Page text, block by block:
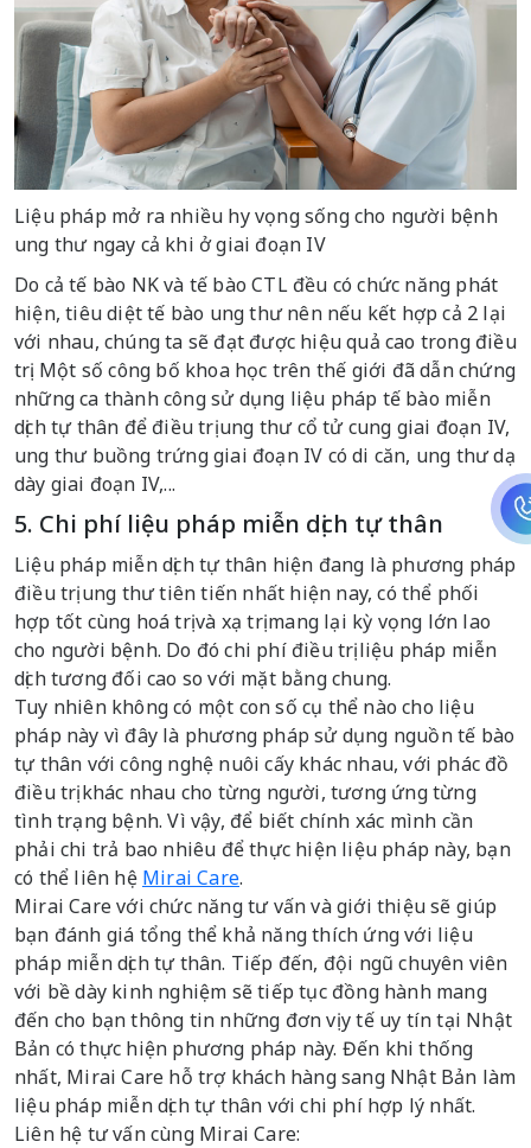
Liệu pháp mở ra nhiều hy vọng sống cho người bệnh
ung thư ngay cả khi ở giai đoạn IV
Do cả tế bào NK và tế bào CTL đều có chức năng phát
hiện, tiêu diệt tế bào ung thư nên nếu kết hợp cả 2 lại
với nhau, chúng ta sẽ đạt được hiệu quả cao trong điều
trị. Một số công bố khoa học trên thế giới đã dẫn chứng
những ca thành công sử dụng liệu pháp tế bào miễn
dịch tự thân để điều trị ung thư cổ tử cung giai đoạn IV,
ung thư buồng trứng giai đoạn IV có di căn, ung thư dạ
dày giai đoạn IV,...
5. Chi phí liệu pháp miễn dịch tự thân
Liệu pháp miễn dịch tự thân hiện đang là phương pháp
điều trị ung thư tiên tiến nhất hiện nay, có thể phối
hợp tốt cùng hoá trị và xạ trị mang lại kỳ vọng lớn lao
cho người bệnh. Do đó chi phí điều trị liệu pháp miễn
dịch tương đối cao so với mặt bằng chung.
Tuy nhiên không có một con số cụ thể nào cho liệu
pháp này vì đây là phương pháp sử dụng nguồn tế bào
tự thân với công nghệ nuôi cấy khác nhau, với phác đồ
điều trị khác nhau cho từng người, tương ứng từng
tình trạng bệnh. Vì vậy, để biết chính xác mình cần
phải chi trả bao nhiêu để thực hiện liệu pháp này, bạn
có thể liên hệ Mirai Care.
Mirai Care với chức năng tư vấn và giới thiệu sẽ giúp
bạn đánh giá tổng thể khả năng thích ứng với liệu
pháp miễn dịch tự thân. Tiếp đến, đội ngũ chuyên viên
với bề dày kinh nghiệm sẽ tiếp tục đồng hành mang
đến cho bạn thông tin những đơn vị y tế uy tín tại Nhật
Bản có thực hiện phương pháp này. Đến khi thống
nhất, Mirai Care hỗ trợ khách hàng sang Nhật Bản làm
liệu pháp miễn dịch tự thân với chi phí hợp lý nhất.
Liên hệ tư vấn cùng Mirai Care: